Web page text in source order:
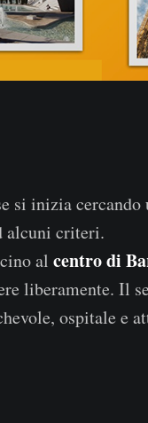
si inizia
alcuni criteri.
al centro di
liberamente. Il
ospitale e